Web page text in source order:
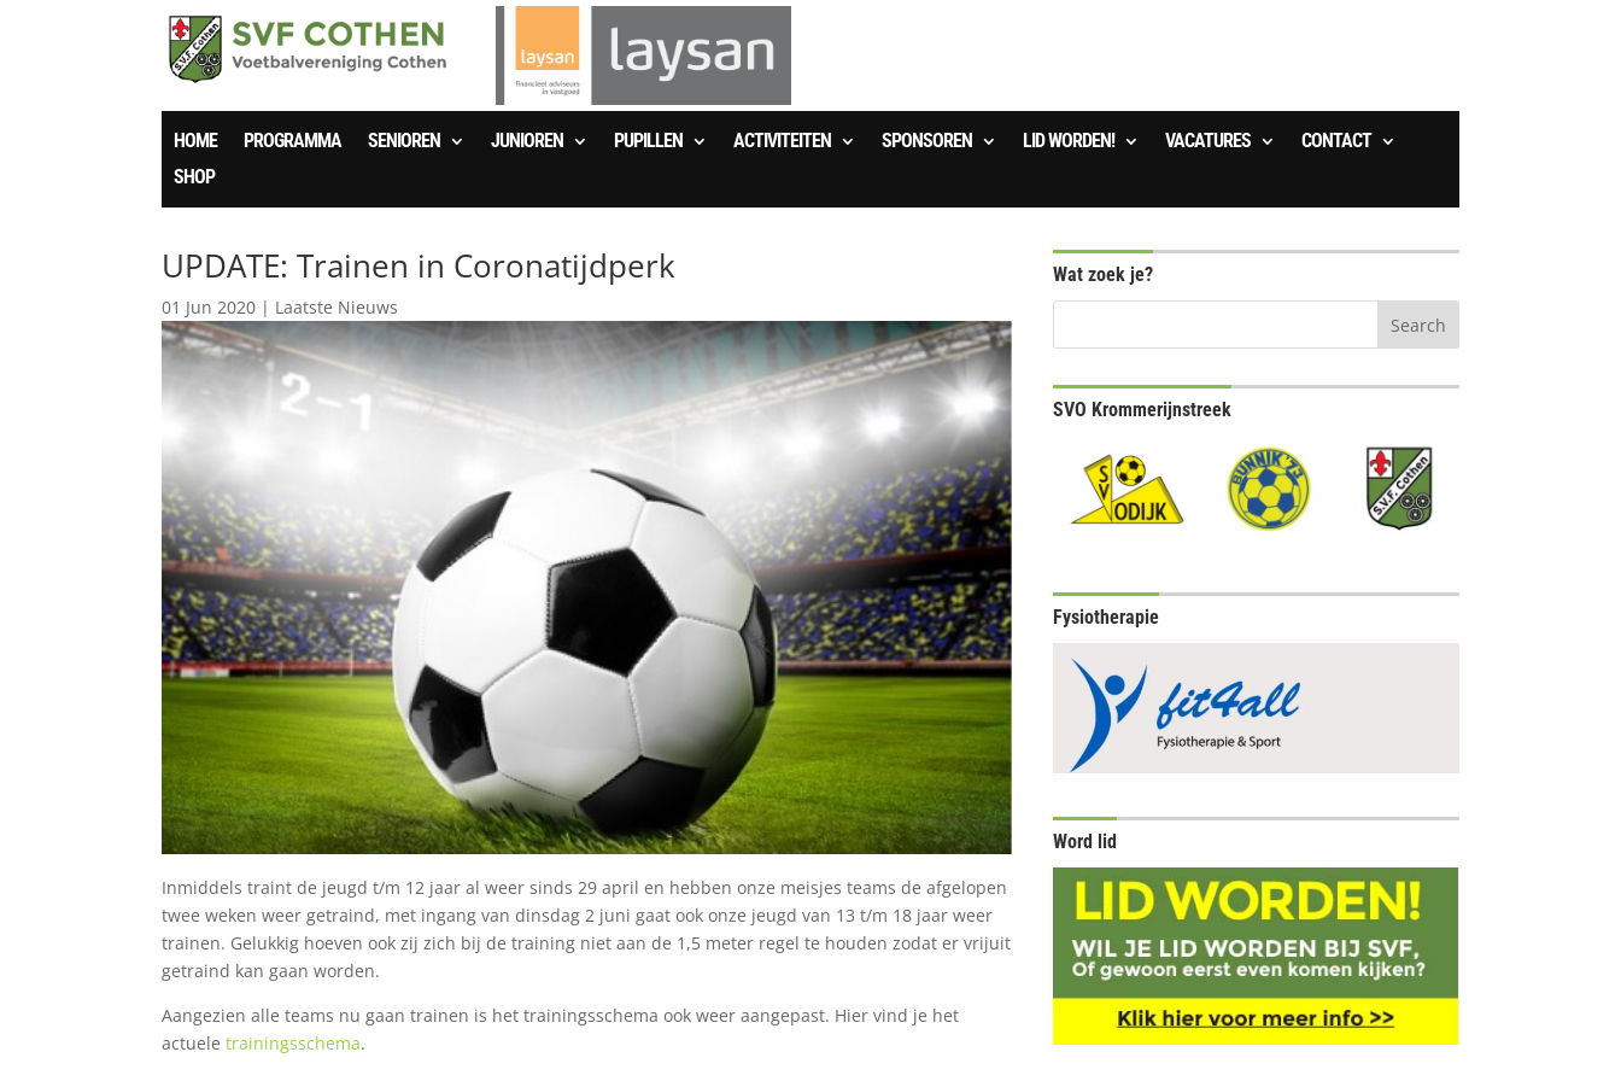
HOME PROGRAMMA SENIOREN JUNIOREN PUPILLEN ACTIVITEITEN SPONSOREN LID WORDEN! VACATURES
CONTACT
SHOP
UPDATE: Trainen in Coronatijdperk
01 Jun 2020 | Laatste Nieuws
Inmiddels traint de jeugd t/m 12 jaar al weer sinds 29 april en hebben onze meisjes teams de afgelopen
twee weken weer getraind, met ingang van dinsdag 2 juni gaat ook onze jeugd van 13 t/m 18 jaar weer
trainen. Gelukkig hoeven ook zij zich bij de training niet aan de 1,5 meter regel te houden zodat er vrijuit
getraind kan gaan worden.
Aangezien alle teams nu gaan trainen is het trainingsschema ook weer aangepast. Hier vind je het
actueletrainingsschema.
Wat zoek je?
SVO Krommerijnstreek
Fysiotherapie
Word lid